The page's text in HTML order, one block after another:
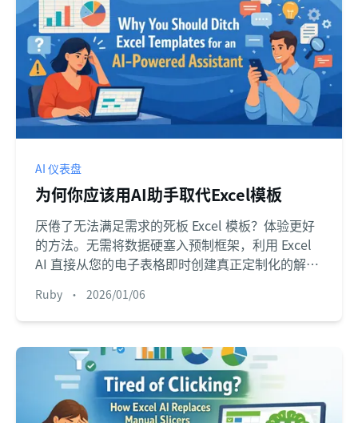
AI 仪表盘
为何你应该用AI助手取代Excel模板
厌倦了无法满足需求的死板 Excel 模板？体验更好
的方法。无需将数据硬塞入预制框架，利用 Excel
AI 直接从您的电子表格即时创建真正定制化的解决
Ruby • 2026/01/06